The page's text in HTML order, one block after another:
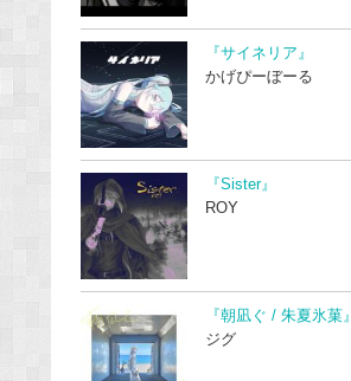
『サイネリア』
かげぴーぼーる
『Sister』
ROY
『朝凪ぐ / 朱夏氷菓』
ジグ